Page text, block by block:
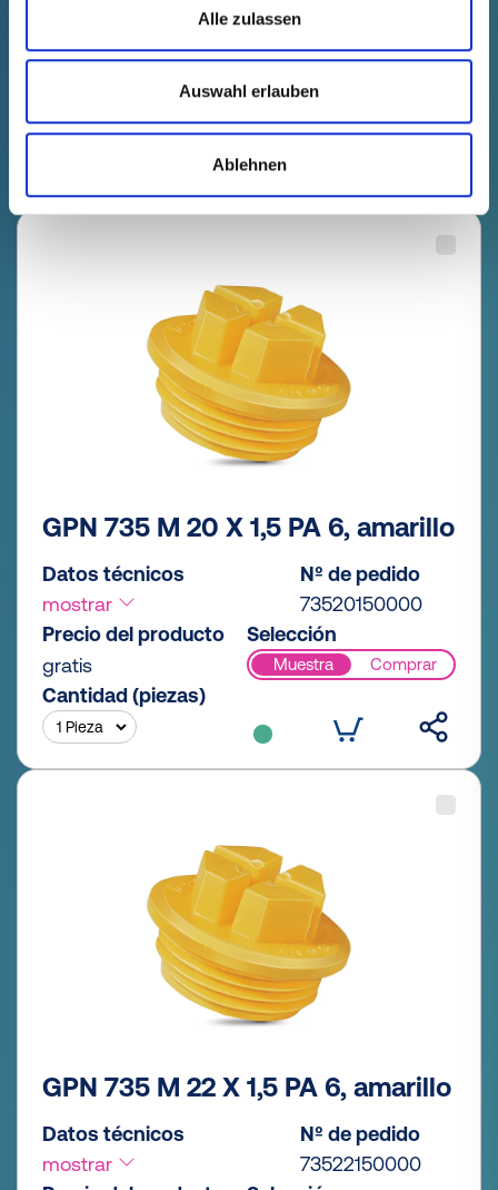
Alle zulassen
Auswahl erlauben
Ablehnen
mostrar
Nº de pedido
73518150000
Cantidad (piezas)
GPN 735 M 20 X 1,5 PA 6, amarillo
Datos técnicos
mostrar
Nº de pedido
73520150000
Precio del producto
gratis
Selección
Muestra Comprar
Cantidad (piezas)
GPN 735 M 22 X 1,5 PA 6, amarillo
Datos técnicos
mostrar
Nº de pedido
73522150000